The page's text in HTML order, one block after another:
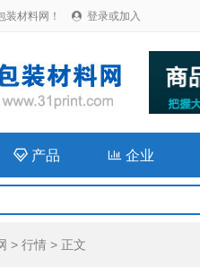
装材料网！  登录或加入
 产品 企业
> 行情 > 正文